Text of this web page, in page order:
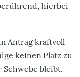
hierbei
Antrag kraftvoll
keinen Platz zu
Schwebe bleibt.